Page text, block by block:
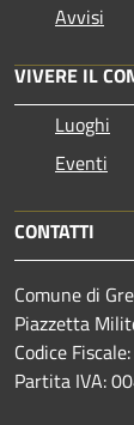
Avvisi
VIVERE IL
Luoghi
Eventi
CONTATTI
Comune di
Piazzetta
Codice
Partita IVA: